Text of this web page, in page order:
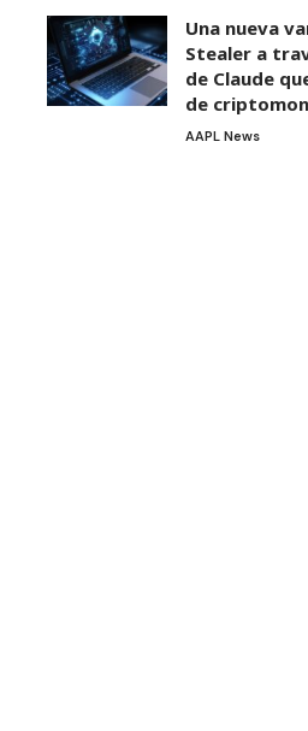
Una nueva
Stealer a
de Claude
de
AAPL News